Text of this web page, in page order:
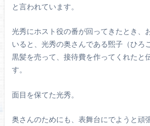
と言われています。
光秀にホスト役の番が回ってきたとき、
いると、光秀の奥さんである煕子（ひろ
黒髪を売って、接待費を作ってくれたと
す。
面目を保てた光秀。
奥さんのためにも、表舞台にでようと頑